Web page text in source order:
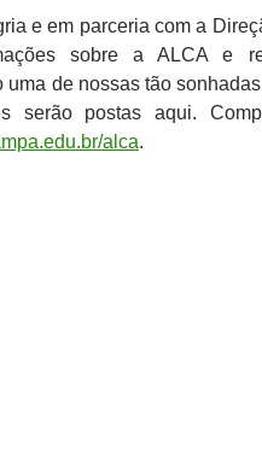
e em parceria com a
sobre a ALCA e
uma de nossas tão
serão postas aqui.
alca.